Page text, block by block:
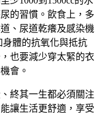
的習慣。飲食上，多
、尿道乾癢及感染機
體的抗氧化與抵抗
也要減少穿太緊的衣
會。
終其一生都必須關注
讓生活更舒適，享受